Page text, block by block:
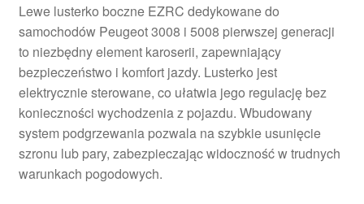
Lewe lusterko boczne EZRC dedykowane do
samochodów Peugeot 3008 i 5008 pierwszej generacji
to niezbędny element karoserii, zapewniający
bezpieczeństwo i komfort jazdy. Lusterko jest
elektrycznie sterowane, co ułatwia jego regulację bez
konieczności wychodzenia z pojazdu. Wbudowany
system podgrzewania pozwala na szybkie usunięcie
szronu lub pary, zabezpieczając widoczność w trudnych
warunkach pogodowych.